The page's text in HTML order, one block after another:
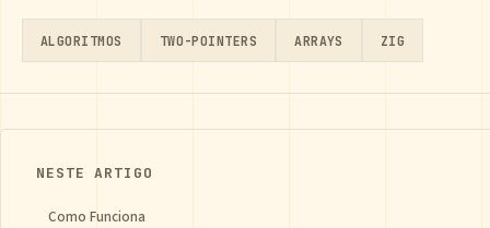
ALGORITMOS TWO-POINTERS ARRAYS ZIG
NESTE ARTIGO
Como Funciona